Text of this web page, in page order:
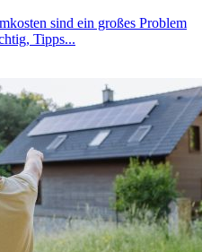
sind ein großes Problem
Tipps...